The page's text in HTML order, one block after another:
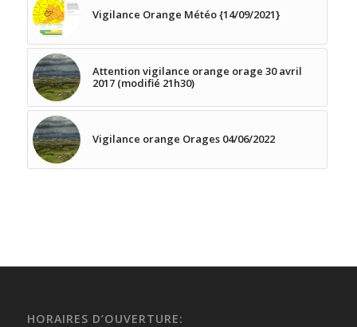
Vigilance Orange Météo {14/09/2021}
Attention vigilance orange orage 30 avril
2017 (modifié 21h30)
Vigilance orange Orages 04/06/2022
HORAIRES D’OUVERTURE: